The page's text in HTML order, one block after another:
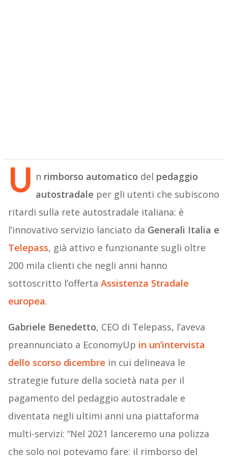
U n rimborso automatico del pedaggio
autostradale per gli utenti che subiscono
ritardi sulla rete autostradale italiana: è
l’innovativo servizio lanciato da Generali Italia e
Telepass, già attivo e funzionante sugli oltre
200 mila clienti che negli anni hanno
sottoscritto l’offerta Assistenza Stradale
europea.
Gabriele Benedetto, CEO di Telepass, l’aveva
preannunciato a EconomyUp in un’intervista
dello scorso dicembre in cui delineava le
strategie future della società nata per il
pagamento del pedaggio autostradale e
diventata negli ultimi anni una piattaforma
multi-servizi: “Nel 2021 lanceremo una polizza
che solo noi potevamo fare: il rimborso del